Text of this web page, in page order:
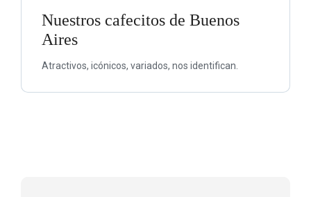
Nuestros cafecitos de Buenos
Aires
Atractivos, icónicos, variados, nos identifican.